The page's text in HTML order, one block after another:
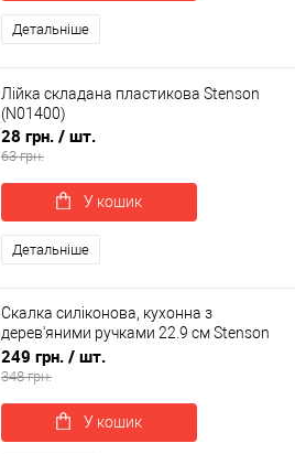
Детальніше
Лійка складана пластикова Stenson
(N01400)
28 грн. / шт.
63 грн.
У кошик
Детальніше
Скалка силіконова, кухонна з
дерев'яними ручками 22.9 см Stenson
(MH-3396)
249 грн. / шт.
348 грн.
У кошик